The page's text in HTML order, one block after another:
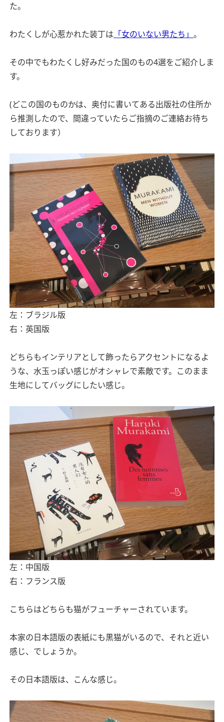
た。
わたくしが心惹かれた装丁は 「女のいない男たち」 。
その中でもわたくし好みだった国のもの4選をご紹介しま
す。
(どこの国のものかは、奥付に書いてある出版社の住所か
ら推測したので、間違っていたらご指摘のご連絡お待ち
しております）
左：ブラジル版
右：英国版
どちらもインテリアとして飾ったらアクセントになるよ
うな、水玉っぽい感じがオシャレで素敵です。このまま
生地にしてバッグにしたい感じ。
左：中国版
右：フランス版
こちらはどちらも猫がフューチャーされています。
本家の日本語版の表紙にも黒猫がいるので、それと近い
感じ、でしょうか。
その日本語版は、こんな感じ。